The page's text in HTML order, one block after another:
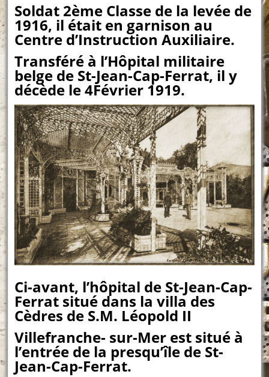
Soldat 2ème Classe de la levée de
1916, il était en garnison au
Centre d’Instruction Auxiliaire.
Transféré à l’Hôpital militaire
belge de St-Jean-Cap-Ferrat, il y
décède le 4Février 1919.
Ci-avant, l’hôpital de St-Jean-Cap-
Ferrat situé dans la villa des
Cèdres de S.M. Léopold II
Villefranche- sur-Mer est situé à
l’entrée de la presqu’île de St-
Jean-Cap-Ferrat.